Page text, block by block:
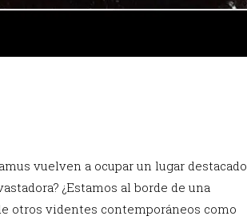
vuelven a ocupar un lugar destacado
¿Estamos al borde de una
otros videntes contemporáneos como